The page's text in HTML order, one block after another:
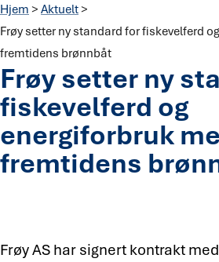
Hjem > Aktuelt>
Frøy setter ny standard for fiskevelferd
fremtidens brønnbåt
Frøy setter ny
fiskevelferd og
energiforbruk
fremtidens
Frøy AS har signert kontrakt